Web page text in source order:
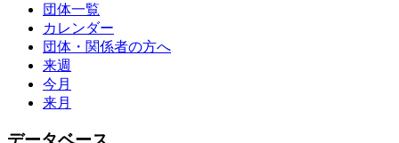
団体一覧
カレンダー
団体・関係者の方へ
来週
今月
来月